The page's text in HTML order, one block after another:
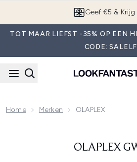
Geef €5 & Krijg
TOT MAAR LIEFST -35% OP EEN
CODE: SALELF
Home Merken OLAPLEX
OLAPLEX